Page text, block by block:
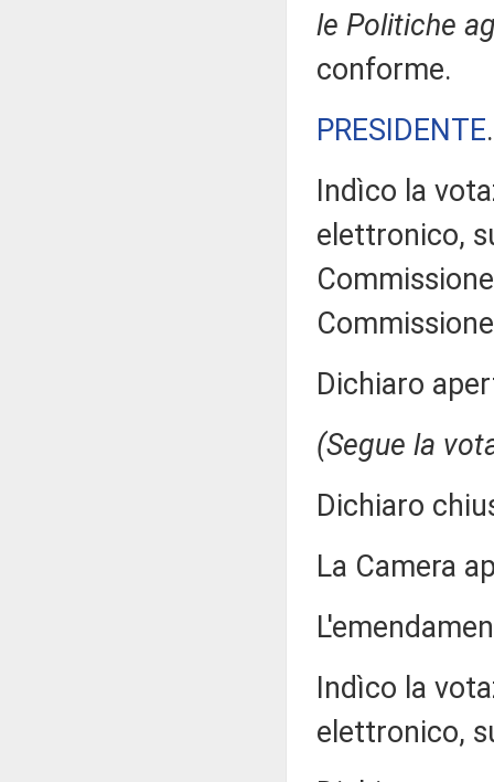
le Politiche
conforme.
PRESIDENTE
Indìco la
elettronico,
Dichiaro
(Segue la
Dichiaro
La Camera
Indìco la
elettronico,